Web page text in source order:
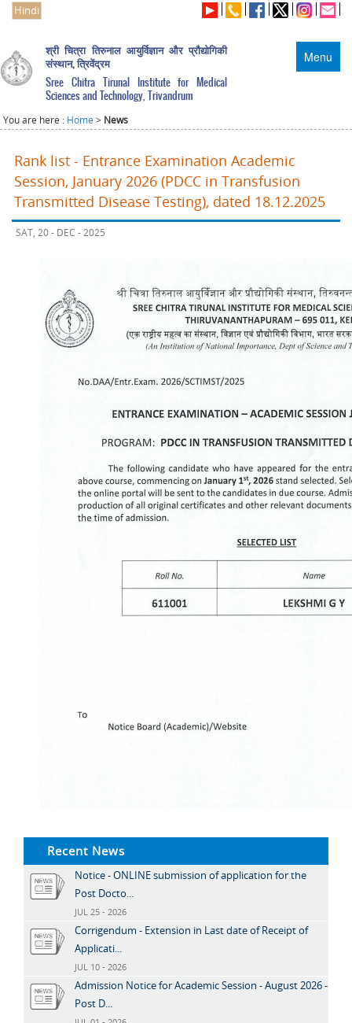
Hindi
Menu
श्री चित्रा तिरुनाल आयुर्विज्ञान और प्रौद्योगिकी
संस्थान, त्रिवेंद्रम
Sree Chitra Tirunal Institute for Medical
Sciences and Technology, Trivandrum
You are here : Home > News
Rank list - Entrance Examination Academic
Session, January 2026 (PDCC in Transfusion
Transmitted Disease Testing), dated 18.12.2025
SAT, 20 - DEC - 2025
Recent News
Notice - ONLINE submission of application for the
Post Docto...
JUL 25 - 2026
Corrigendum - Extension in Last date of Receipt of
Applicati...
JUL 10 - 2026
Admission Notice for Academic Session - August 2026 -
Post D...